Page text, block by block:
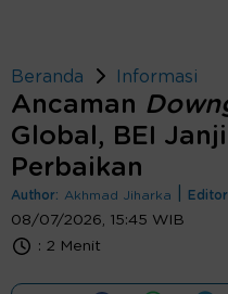
Beranda Informasi
Ancaman
Global, BEI
Perbaikan
Author: Akhmad Jiharka
08/07/2026, 15:45 WIB
: 2 Menit